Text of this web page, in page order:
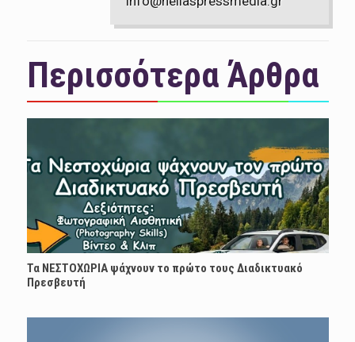
Περισσότερα Άρθρα
Τα ΝΕΣΤΟΧΩΡΙΑ ψάχνουν το πρώτο τους Διαδικτυακό
Πρεσβευτή